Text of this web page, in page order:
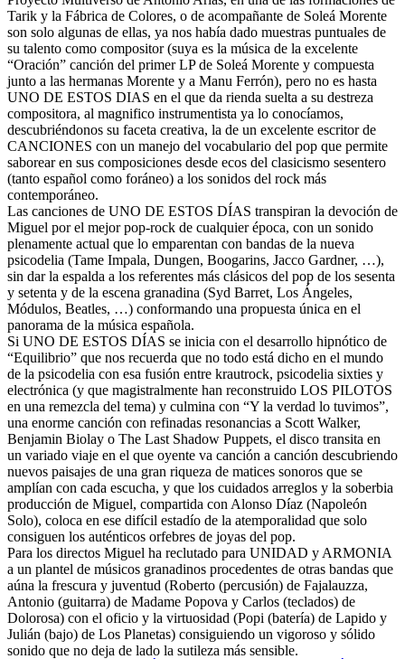
Tarik y la Fábrica de Colores, o de acompañante de Soleá Morente
son solo algunas de ellas, ya nos había dado muestras puntuales de
su talento como compositor (suya es la música de la excelente
“Oración” canción del primer LP de Soleá Morente y compuesta
junto a las hermanas Morente y a Manu Ferrón), pero no es hasta
UNO DE ESTOS DIAS en el que da rienda suelta a su destreza
compositora, al magnifico instrumentista ya lo conocíamos,
descubriéndonos su faceta creativa, la de un excelente escritor de
CANCIONES con un manejo del vocabulario del pop que permite
saborear en sus composiciones desde ecos del clasicismo sesentero
(tanto español como foráneo) a los sonidos del rock más
contemporáneo.
Las canciones de UNO DE ESTOS DÍAS transpiran la devoción de
Miguel por el mejor pop-rock de cualquier época, con un sonido
plenamente actual que lo emparentan con bandas de la nueva
psicodelia (Tame Impala, Dungen, Boogarins, Jacco Gardner, …),
sin dar la espalda a los referentes más clásicos del pop de los sesenta
y setenta y de la escena granadina (Syd Barret, Los Ángeles,
Módulos, Beatles, …) conformando una propuesta única en el
panorama de la música española.
Si UNO DE ESTOS DÍAS se inicia con el desarrollo hipnótico de
“Equilibrio” que nos recuerda que no todo está dicho en el mundo
de la psicodelia con esa fusión entre krautrock, psicodelia sixties y
electrónica (y que magistralmente han reconstruido LOS PILOTOS
en una remezcla del tema) y culmina con “Y la verdad lo tuvimos”,
una enorme canción con refinadas resonancias a Scott Walker,
Benjamin Biolay o The Last Shadow Puppets, el disco transita en
un variado viaje en el que oyente va canción a canción descubriendo
nuevos paisajes de una gran riqueza de matices sonoros que se
amplían con cada escucha, y que los cuidados arreglos y la soberbia
producción de Miguel, compartida con Alonso Díaz (Napoleón
Solo), coloca en ese difícil estadío de la atemporalidad que solo
consiguen los auténticos orfebres de joyas del pop.
Para los directos Miguel ha reclutado para UNIDAD y ARMONIA
a un plantel de músicos granadinos procedentes de otras bandas que
aúna la frescura y juventud (Roberto (percusión) de Fajalauzza,
Antonio (guitarra) de Madame Popova y Carlos (teclados) de
Dolorosa) con el oficio y la virtuosidad (Popi (batería) de Lapido y
Julián (bajo) de Los Planetas) consiguiendo un vigoroso y sólido
sonido que no deja de lado la sutileza más sensible.